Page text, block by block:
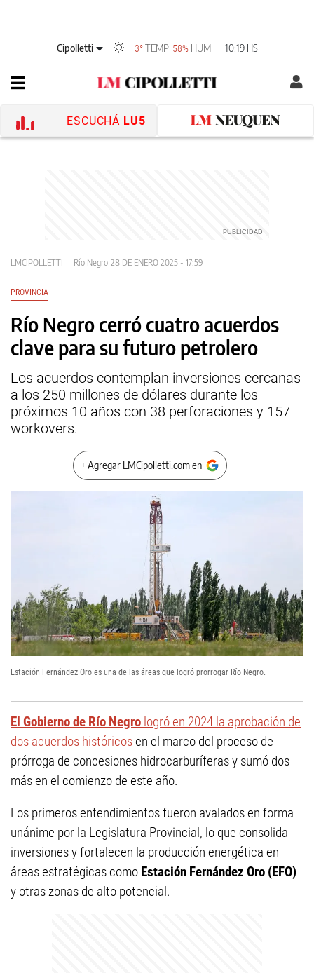
Cipolletti 3° TEMP 58% HUM 10:19 HS
ESCUCHÁ LU5
LMCIPOLLETTI Río Negro 28 DE ENERO 2025 - 17:59
PROVINCIA
Río Negro cerró cuatro acuerdos
clave para su futuro petrolero
Los acuerdos contemplan inversiones cercanas
a los 250 millones de dólares durante los
próximos 10 años con 38 perforaciones y 157
workovers.
+ Agregar LMCipolletti.com en
Estación Fernández Oro es una de las áreas que logró prorrogar Río Negro.
El Gobierno de Río Negro logró en 2024 la aprobación de
dos acuerdos históricosen el marco del proceso de
prórroga de concesiones hidrocarburíferas y sumó dos
más en el comienzo de este año.
Los primeros entendimientos fueron avalados en forma
unánime por la Legislatura Provincial, lo que consolida
inversiones y fortalecen la producción energética en
áreas estratégicas como Estación Fernández Oro (EFO)
y otras zonas de alto potencial.